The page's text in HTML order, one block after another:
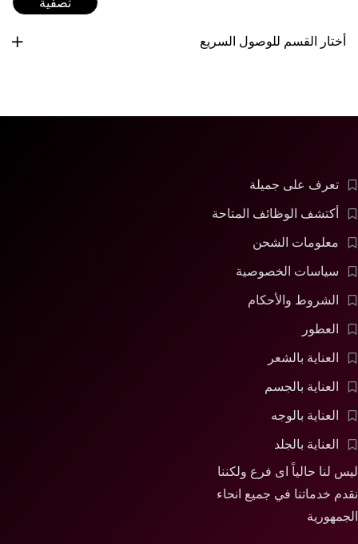
تصفية
أختار القسم للوصول السريع
تعرف على جميلة
أكتشف الوظائف المتاحة
معلومات الشحن
سياسات الخصوصية
الشروط والأحكام
العطور
العناية بالشعر
العناية بالجسم
العناية بالوجه
العناية بالجلد
ليس لنا حالياً اى فرع ولكننا
نقدم خدماتنا في جميع انحاء
الجمهورية